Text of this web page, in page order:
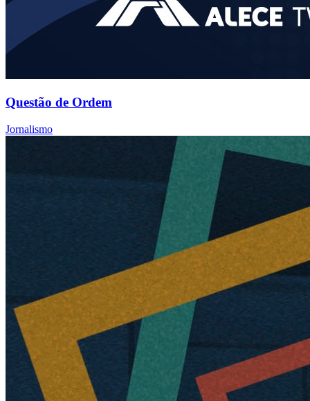
Questão de Ordem
Jornalismo